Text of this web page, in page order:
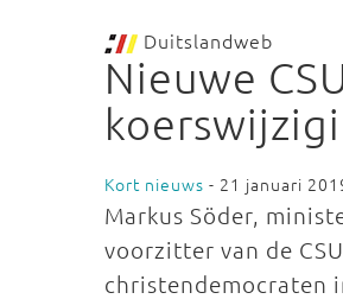
Duitslandweb
Nieuwe
Kort nieuws - 21 januari
Markus Söder,
voorzitter van de
christendemocraten